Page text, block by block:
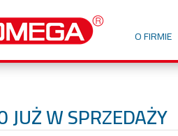
O FIRMIE
W SPRZEDAŻY